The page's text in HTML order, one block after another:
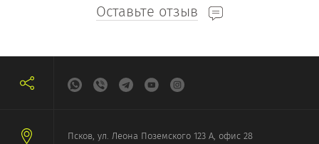
Оставьте отзыв
Псков, ул. Леона Поземского 123 А, офис 28